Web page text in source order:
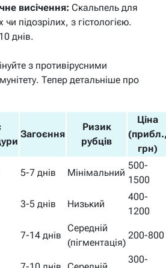
висічення: Скальпель для
чи підозрілих, з гістологією.
днів.
з противірусними
Тепер детальніше про
Загоєння
Ризик
рубців
Ціна
грн)
5-7 днів Мінімальний
500-
1500
3-5 днів Низький
400-
1200
7-14 днів
Середній
(пігментація)
200-800
300-